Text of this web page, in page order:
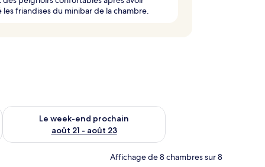
les friandises du minibar de la chambre.
août 14 - août 16
Le week-end prochain
août 21 - août 23
Vérifier la disponibilité pour le week-end prochain août 21 -
Affichage de 8 chambres sur 8